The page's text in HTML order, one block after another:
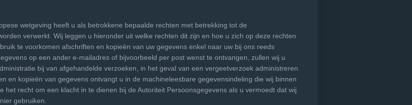
wetgeving heeft u als betrokkene bepaalde rechten met betrekking tot de
verwerkt. Wij leggen u hieronder uit welke rechten dit zijn en hoe u zich op deze rechten
te voorkomen afschriften en kopieën van uw gegevens enkel naar uw bij ons reeds
op een ander e-mailadres of bijvoorbeeld per post wenst te ontvangen, zullen wij u
bij van afgehandelde verzoeken, in het geval van een vergeetverzoek administreren
en kopieën van gegevens ontvangt u in de machineleesbare gegevensindeling die wij binnen
het recht om een klacht in te dienen bij de Autoriteit Persoonsgegevens als u vermoedt dat wij
gebruiken.